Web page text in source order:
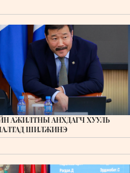
АЖИЛТНЫ АНХДАГЧ ХУУЛЬ
ШИЛЖИНЭ